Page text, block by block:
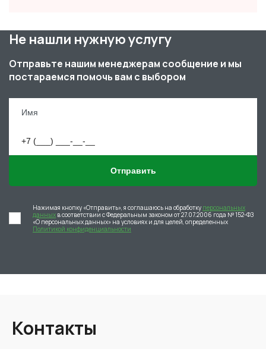
Не нашли нужную услугу
Отправьте нашим менеджерам сообщение и мы
постараемся помочь вам с выбором
Отправить
Нажимая кнопку «Отправить», я соглашаюсь на обработку персональных
данных в соответствии с Федеральным законом от 27.07.2006 года № 152-ФЗ
«О персональных данных» на условиях и для целей, определенных
Политикой конфиденциальности
Контакты